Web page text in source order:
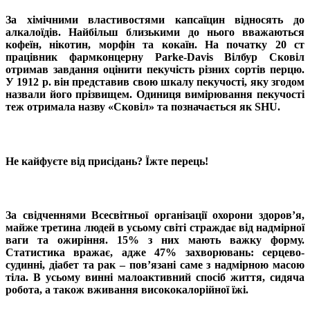
За хімічними властивостями капсаїцин відносять до
алкалоїдів. Найбільш близькими до нього вважаються
кофеїн, нікотин, морфін та кокаїн. На початку 20 ст
працівник фармконцерну Parke-Davis Вілбур Сковіл
отримав завдання оцінити пекучість різних сортів перцю.
У 1912 р. він представив свою шкалу пекучості, яку згодом
назвали його прізвищем. Одиниця вимірювання пекучості
теж отримала назву «Cковіл» та позначається як SHU.
Не кайфуєте від присідань? Їжте перець!
За свідченнями Всесвітньої організації охорони здоров’я,
майже третина людей в усьому світі страждає від надмірної
ваги та ожиріння. 15% з них мають важку форму.
Статистика вражає, адже 47% захворювань: серцево-
судинні, діабет та рак – пов’язані саме з надмірною масою
тіла. В усьому винні малоактивний спосіб життя, сидяча
робота, а також вживання висококалорійної їжі.